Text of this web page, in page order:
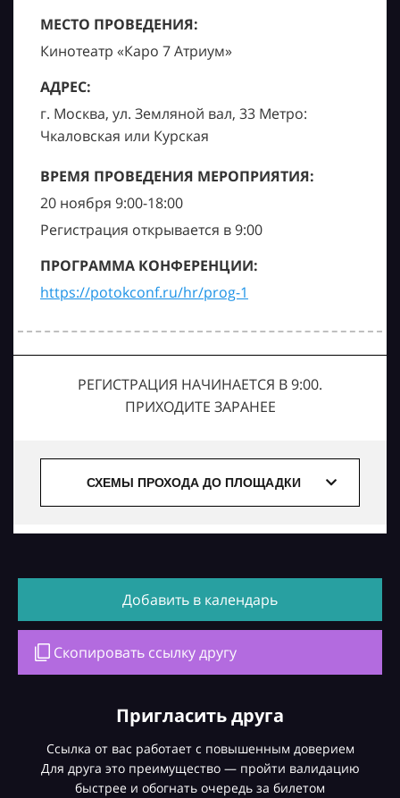
МЕСТО ПРОВЕДЕНИЯ:
Кинотеатр «Каро 7 Атриум»
АДРЕС:
г. Москва, ул. Земляной вал, 33 Метро:
Чкаловская или Курская
ВРЕМЯ ПРОВЕДЕНИЯ МЕРОПРИЯТИЯ:
20 ноября 9:00-18:00
Регистрация открывается в 9:00
ПРОГРАММА КОНФЕРЕНЦИИ:
https://potokconf.ru/hr/prog-1
РЕГИСТРАЦИЯ НАЧИНАЕТСЯ В 9:00.
ПРИХОДИТЕ ЗАРАНЕЕ
СХЕМЫ ПРОХОДА ДО ПЛОЩАДКИ
Добавить в календарь
Скопировать ссылку другу
Пригласить друга
Ссылка от вас работает с повышенным доверием
Для друга это преимущество — пройти валидацию
быстрее и обогнать очередь за билетом